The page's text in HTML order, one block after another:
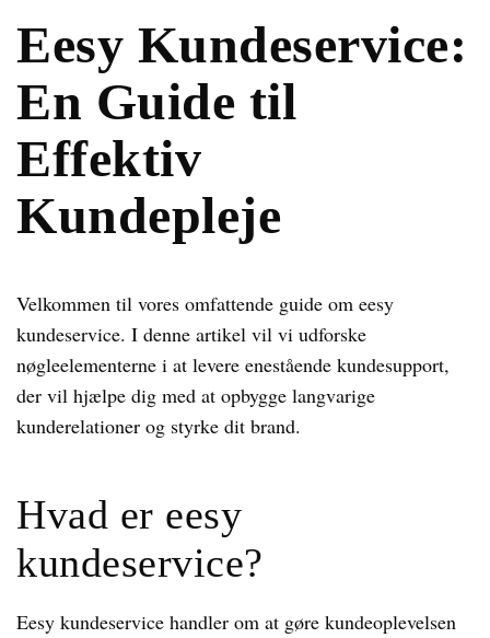
Eesy Kundeservice:
En Guide til
Effektiv
Kundepleje
Velkommen til vores omfattende guide om eesy
kundeservice. I denne artikel vil vi udforske
nøgleelementerne i at levere enestående kundesupport,
der vil hjælpe dig med at opbygge langvarige
kunderelationer og styrke dit brand.
Hvad er eesy
kundeservice?
Eesy kundeservice handler om at gøre kundeoplevelsen